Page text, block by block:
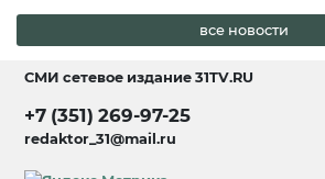
все новости
СМИ сетевое издание31TV.RU
+7 (351) 269-97-25
redaktor_31@mail.ru